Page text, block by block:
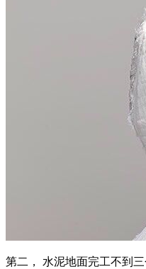
第二， 水泥地面完工不到